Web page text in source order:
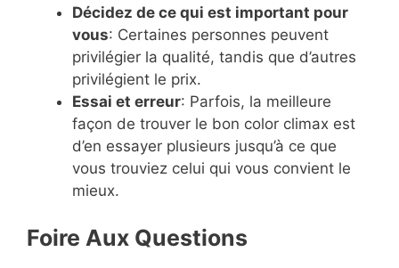
Décidez de ce qui est important pour
vous: Certaines personnes peuvent
privilégier la qualité, tandis que d’autres
privilégient le prix.
Essai et erreur: Parfois, la meilleure
façon de trouver le bon color climax est
d’en essayer plusieurs jusqu’à ce que
vous trouviez celui qui vous convient le
mieux.
Foire Aux Questions